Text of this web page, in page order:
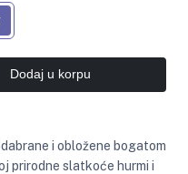
Dodaj u korpu
i obložene bogatom
prirodne slatkoće hurmi i